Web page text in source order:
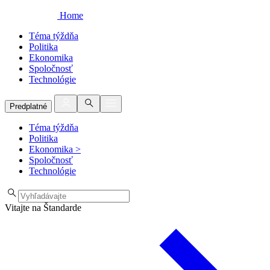
Home
Téma týždňa
Politika
Ekonomika
Spoločnosť
Technológie
Predplatné
Téma týždňa
Politika
Ekonomika >
Spoločnosť
Technológie
Vitajte na Štandarde